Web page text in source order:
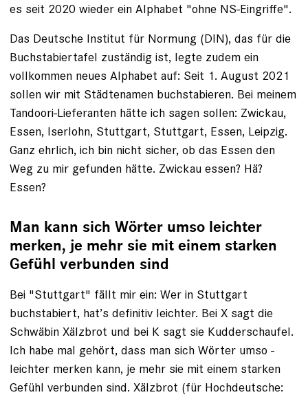
es seit 2020 wieder ein Alphabet "ohne NS-Eingriffe".
Das Deutsche Institut für Normung (DIN), das für die
Buchstabiertafel zuständig ist, legte zudem ein
vollkommen neues Alphabet auf: Seit 1. August 2021
sollen wir mit Städte­namen buchstabieren. Bei meinem
Tandoori-Lieferanten hätte ich ­sagen sollen: Zwickau,
Essen, Iserlohn, Stuttgart, Stuttgart, Essen, Leipzig.
Ganz ehrlich, ich bin nicht sicher, ob das Essen den
Weg zu mir gefunden hätte. Zwickau essen? Hä?
Essen?
Man kann sich Wörter umso ­leichter
merken, je mehr sie mit einem starken
Gefühl verbunden sind
Bei "Stuttgart" fällt mir ein: Wer in Stuttgart
buchstabiert, hat’s definitiv leichter. Bei X sagt die
Schwäbin Xälzbrot und bei K sagt sie Kudderschaufel.
Ich habe mal gehört, dass man sich Wörter umso ­
leichter merken kann, je mehr sie mit einem starken
Gefühl verbunden sind. Xälzbrot (für Hochdeutsche: